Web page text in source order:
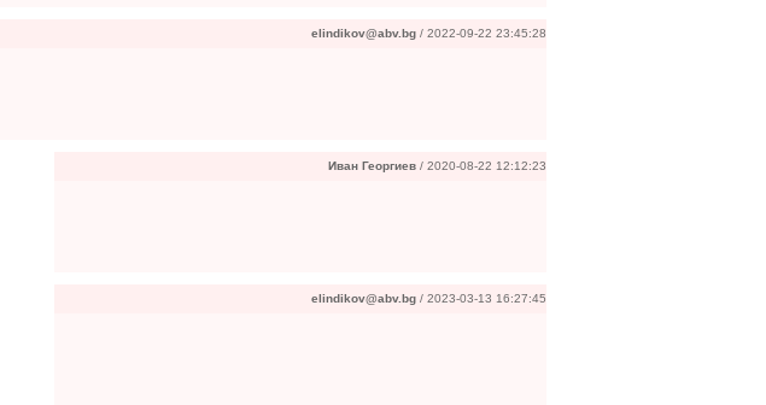
elindikov@abv.bg / 2022-09-22 23:45:28
Иван Георгиев / 2020-08-22 12:12:23
elindikov@abv.bg / 2023-03-13 16:27:45